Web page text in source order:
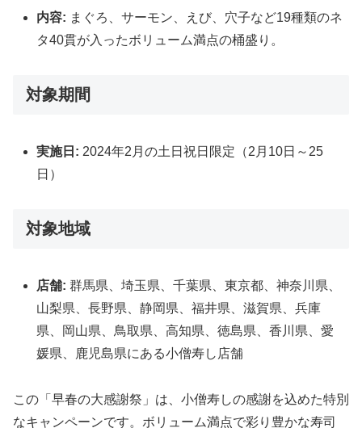
内容: まぐろ、サーモン、えび、穴子など19種類のネ
タ40貫が入ったボリューム満点の桶盛り。
対象期間
実施日: 2024年2月の土日祝日限定（2月10日～25
日）
対象地域
店舗: 群馬県、埼玉県、千葉県、東京都、神奈川県、
山梨県、長野県、静岡県、福井県、滋賀県、兵庫
県、岡山県、鳥取県、高知県、徳島県、香川県、愛
媛県、鹿児島県にある小僧寿し店舗
この「早春の大感謝祭」は、小僧寿しの感謝を込めた特別
なキャンペーンです。ボリューム満点で彩り豊かな寿司